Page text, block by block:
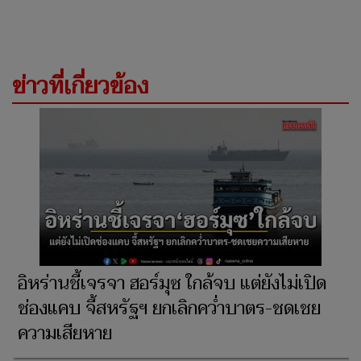
ข่าวที่เกี่ยวข้อง
อิหร่านชี้เจรจา ฮอร์มุซ ใกล้จบ แต่ยังไม่เปิด
ช่องแคบ จี้สหรัฐฯ ยกเลิกคว่ำบาตร-ชดเชย
ความเสียหาย